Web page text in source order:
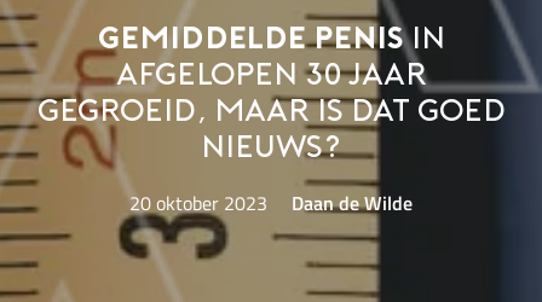
Gemiddelde penisin
afgelopen 30 jaar
gegroeid, maar is dat goed
nieuws?
20 oktober 2023 Daan de Wilde